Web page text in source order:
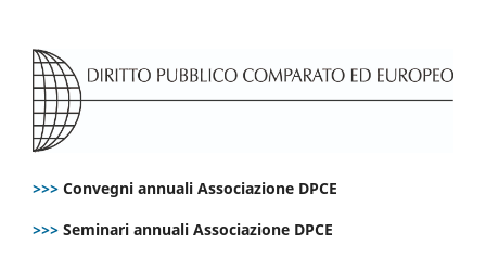
>>> Convegni annuali Associazione DPCE
>>> Seminari annuali Associazione DPCE